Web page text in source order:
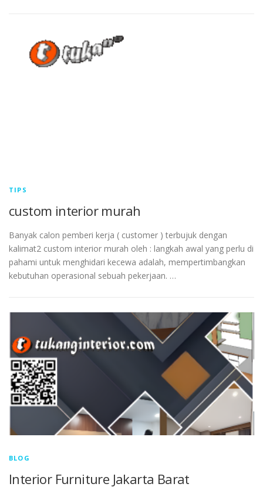
TIPS
custom interior murah
Banyak calon pemberi kerja ( customer ) terbujuk dengan
kalimat2 custom interior murah oleh : langkah awal yang perlu di
pahami untuk menghidari kecewa adalah, mempertimbangkan
kebutuhan operasional sebuah pekerjaan. …
BLOG
Interior Furniture Jakarta Barat